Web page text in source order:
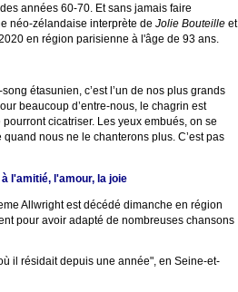
années 60-70. Et sans jamais faire
néo-zélandaise interprète de Jolie Bouteilleet
en région parisienne à l'âge de 93 ans.
étasunien, c’est l’un de nos plus grands
beaucoup d’entre-nous, le chagrin est
cicatriser. Les yeux embués, on se
nous ne le chanterons plus. C’est pas
l'amitié, l'amour, la joie
Allwright est décédé dimanche en région
pour avoir adapté de nombreuses chansons
il résidait depuis une année", en Seine-et-